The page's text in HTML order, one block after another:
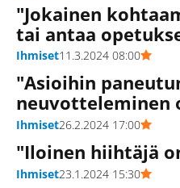
"Jokainen
tai antaa
Ihmiset11.3.2024 08:00
"Asioihin
neuvotteleminen
Ihmiset26.2.2024 17:00
"Iloinen hiihtäjä
Ihmiset23.1.2024 15:30